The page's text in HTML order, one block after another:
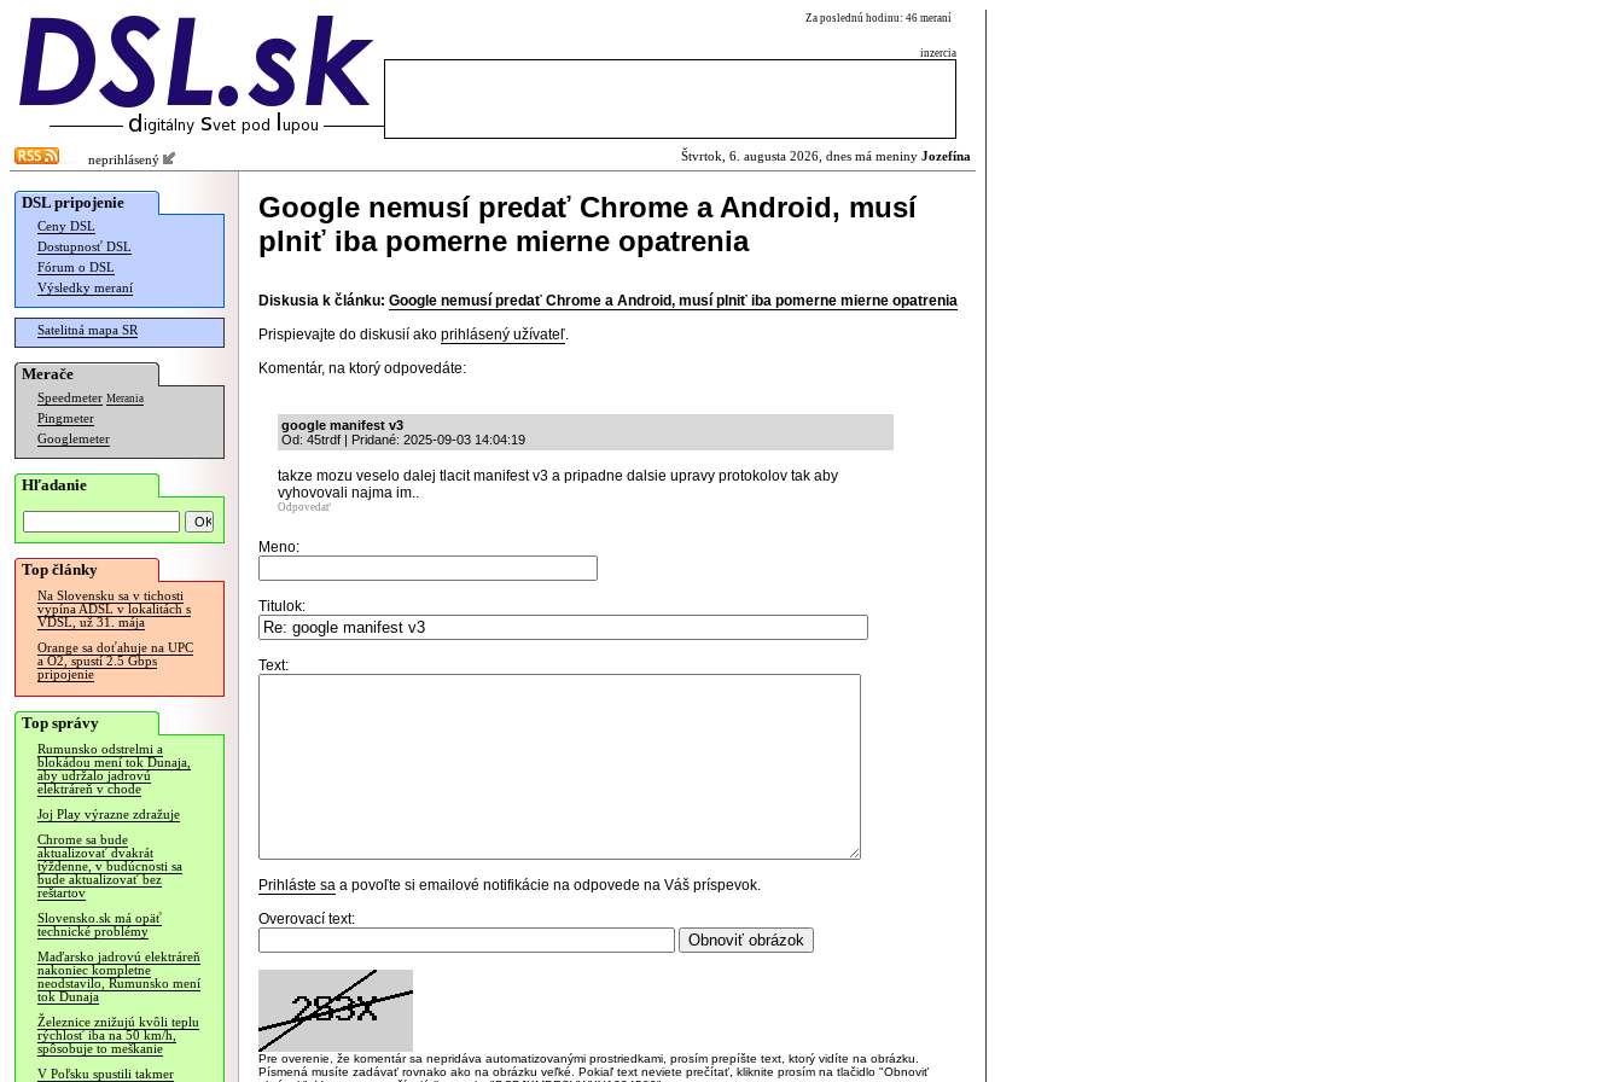
Za poslednú hodinu: 46 meraní
inzercia
neprihlásený Štvrtok, 6. augusta 2026, dnes má meniny Jozefína
DSL pripojenie
Ceny DSL
Dostupnosť DSL
Fórum o DSL
Výsledky meraní
Satelitná mapa SR
Merače
Speedmeter Merania
Pingmeter
Googlemeter
Hľadanie
Top články
Na Slovensku sa v tichosti
vypína ADSL v lokalitách s
VDSL, už 31. mája
Orange sa doťahuje na UPC
a O2, spustí 2.5 Gbps
pripojenie
Top správy
Rumunsko odstrelmi a
blokádou mení tok Dunaja,
aby udržalo jadrovú
elektráreň v chode
Joj Play výrazne zdražuje
Chrome sa bude
aktualizovať dvakrát
týždenne, v budúcnosti sa
bude aktualizovať bez
reštartov
Slovensko.sk má opäť
technické problémy
Maďarsko jadrovú elektráreň
nakoniec kompletne
neodstavilo, Rumunsko mení
tok Dunaja
Železnice znižujú kvôli teplu
rýchlosť iba na 50 km/h,
spôsobuje to meškanie
V Poľsku spustili takmer
Google nemusí predať Chrome a Android, musí
plniť iba pomerne mierne opatrenia
Diskusia k článku: Google nemusí predať Chrome a Android, musí plniť iba pomerne mierne opatrenia
Prispievajte do diskusií ako prihlásený užívateľ.
Komentár, na ktorý odpovedáte:
google manifest v3
Od: 45trdf | Pridané: 2025-09-03 14:04:19
takze mozu veselo dalej tlacit manifest v3 a pripadne dalsie upravy protokolov tak aby
vyhovovali najma im..
Odpovedať
Meno:
Titulok:
Text:
Prihláste sa a povoľte si emailové notifikácie na odpovede na Váš príspevok.
Overovací text:
Pre overenie, že komentár sa nepridáva automatizovanými prostriedkami, prosím prepíšte text, ktorý vidíte na obrázku.
Písmená musíte zadávať rovnako ako na obrázku veľké. Pokiaľ text neviete prečítať, kliknite prosím na tlačidlo "Obnoviť